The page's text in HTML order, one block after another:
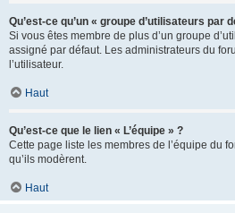
Qu’est-ce qu’un « groupe d’utilisateurs par
Si vous êtes membre de plus d’un groupe
assigné par défaut. Les administrateurs du
l’utilisateur.
Haut
Qu’est-ce que le lien « L’équipe » ?
Cette page liste les membres de l’équipe du
qu’ils modèrent.
Haut